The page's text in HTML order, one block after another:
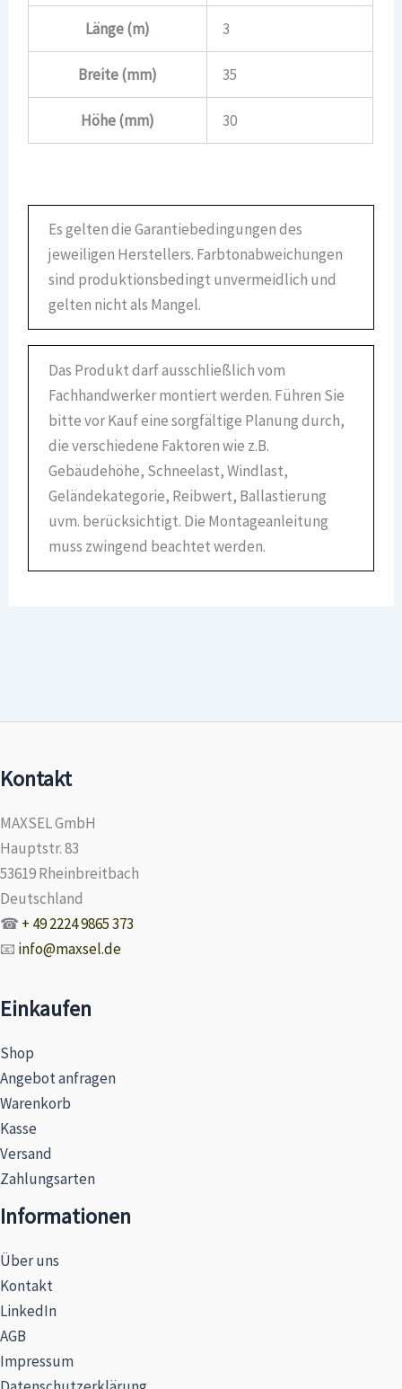
Länge (m) 3
Breite (mm) 35
Höhe (mm) 30
Es gelten die Garantiebedingungen des
jeweiligen Herstellers. Farbtonabweichungen
sind produktionsbedingt unvermeidlich und
gelten nicht als Mangel.
Das Produkt darf ausschließlich vom
Fachhandwerker montiert werden. Führen Sie
bitte vor Kauf eine sorgfältige Planung durch,
die verschiedene Faktoren wie z.B.
Gebäudehöhe, Schneelast, Windlast,
Geländekategorie, Reibwert, Ballastierung
uvm. berücksichtigt. Die Montageanleitung
muss zwingend beachtet werden.
Kontakt
MAXSEL GmbH
Hauptstr. 83
53619 Rheinbreitbach
Deutschland
☎ + 49 2224 9865 373
📧 info@maxsel.de
Einkaufen
Shop
Angebot anfragen
Warenkorb
Kasse
Versand
Zahlungsarten
Informationen
Über uns
Kontakt
LinkedIn
AGB
Impressum